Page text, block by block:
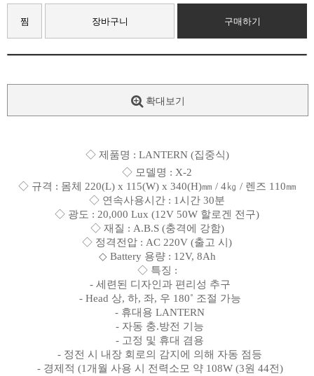
찜 장바구니 구매하기
확대보기
◇ 제품명 : LANTERN (집중식)
◇ 모델명 : X-2
◇ 규격 : 몸체 220(L) x 115(W) x 340(H)㎜ / 4㎏ / 렌즈 110㎜
◇ 연속사용시간 : 1시간 30분
◇ 광도 : 20,000 Lux (12V 50W 할로겐 전구)
◇ 재질 : A.B.S (충격에 강함)
◇ 정격전압 : AC 220V (출고 시)
◇ Battery 용량 : 12V, 8Ah
◇ 특징 :
- 세련된 디자인과 편리성 추구
- Head 상, 하, 좌, 우 180˚ 조절 가능
- 휴대용 LANTERN
- 자동 충.방전 기능
- 고정 및 휴대 겸용
- 정전 시 내장 회로의 감지에 의해 자동 점등
- 경제적 (1개월 사용 시 전력소모 약 108W (3원 44전)